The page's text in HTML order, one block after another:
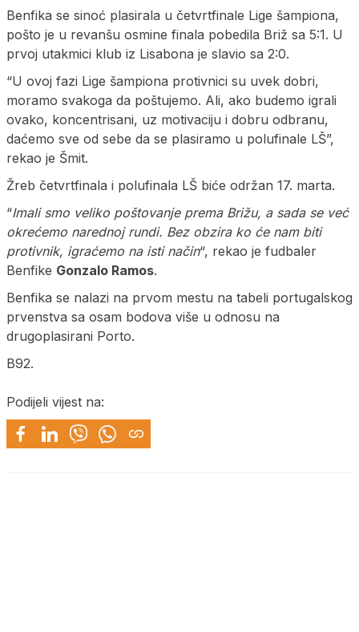
Benfika se sinoć plasirala u četvrtfinale Lige šampiona,
pošto je u revanšu osmine finala pobedila Briž sa 5:1. U
prvoj utakmici klub iz Lisabona je slavio sa 2:0.
“U ovoj fazi Lige šampiona protivnici su uvek dobri,
moramo svakoga da poštujemo. Ali, ako budemo igrali
ovako, koncentrisani, uz motivaciju i dobru odbranu,
daćemo sve od sebe da se plasiramo u polufinale LŠ”,
rekao je Šmit.
Žreb četvrtfinala i polufinala LŠ biće održan 17. marta.
“Imali smo veliko poštovanje prema Brižu, a sada se već
okrećemo narednoj rundi. Bez obzira ko će nam biti
protivnik, igraćemo na isti način“, rekao je fudbaler
Benfike Gonzalo Ramos.
Benfika se nalazi na prvom mestu na tabeli portugalskog
prvenstva sa osam bodova više u odnosu na
drugoplasirani Porto.
B92.
Podijeli vijest na: